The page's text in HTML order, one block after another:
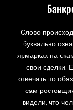
Слово
буквально
ярмарках на
свои сделки.
отвечать по
сам
видели, что